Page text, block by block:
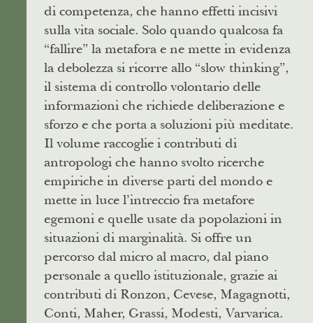
di competenza, che hanno effetti incisivi
sulla vita sociale. Solo quando qualcosa fa
“fallire” la metafora e ne mette in evidenza
la debolezza si ricorre allo “slow thinking”,
il sistema di controllo volontario delle
informazioni che richiede deliberazione e
sforzo e che porta a soluzioni più meditate.
Il volume raccoglie i contributi di
antropologi che hanno svolto ricerche
empiriche in diverse parti del mondo e
mette in luce l’intreccio fra metafore
egemoni e quelle usate da popolazioni in
situazioni di marginalità. Si offre un
percorso dal micro al macro, dal piano
personale a quello istituzionale, grazie ai
contributi di Ronzon, Cevese, Magagnotti,
Conti, Maher, Grassi, Modesti, Varvarica.